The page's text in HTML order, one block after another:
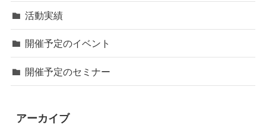
活動実績
開催予定のイベント
開催予定のセミナー
アーカイブ